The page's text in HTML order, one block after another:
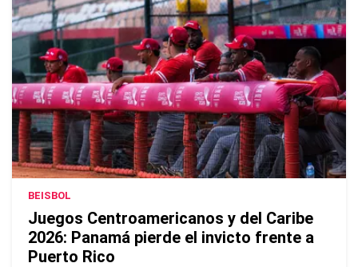
BEISBOL
Juegos Centroamericanos y del Caribe
2026: Panamá pierde el invicto frente a
Puerto Rico